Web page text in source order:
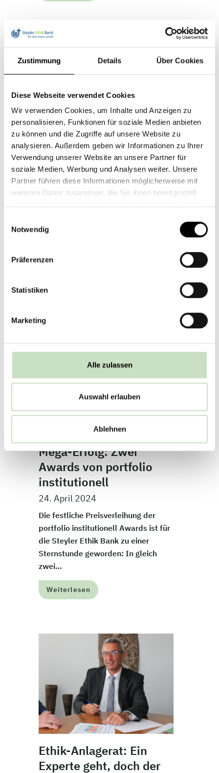
Zustimmung Details Über Cookies
Diese Webseite verwendet Cookies
Wir verwenden Cookies, um Inhalte und Anzeigen zu
personalisieren, Funktionen für soziale Medien anbieten
zu können und die Zugriffe auf unsere Website zu
analysieren. Außerdem geben wir Informationen zu Ihrer
Verwendung unserer Website an unsere Partner für
soziale Medien, Werbung und Analysen weiter. Unsere
Partner führen diese Informationen möglicherweise mit
weiteren Daten zusammen, die Sie ihnen bereitgestellt
Notwendig
Präferenzen
Statistiken
Marketing
Alle zulassen
Auswahl erlauben
Ablehnen
Blick hinter die Kulissen
beim Steyler Fair Invest -
Equities
seit dem vergangenen Jahr durch die
Weiterlesen
Mega-Erfolg: Zwei
Awards von portfolio
institutionell
24. April 2024
Die festliche Preisverleihung der
portfolio institutionell Awards ist für
die Steyler Ethik Bank zu einer
Sternstunde geworden: In gleich
zwei…
Weiterlesen
Ethik-Anlagerat: Ein
Experte geht, doch der